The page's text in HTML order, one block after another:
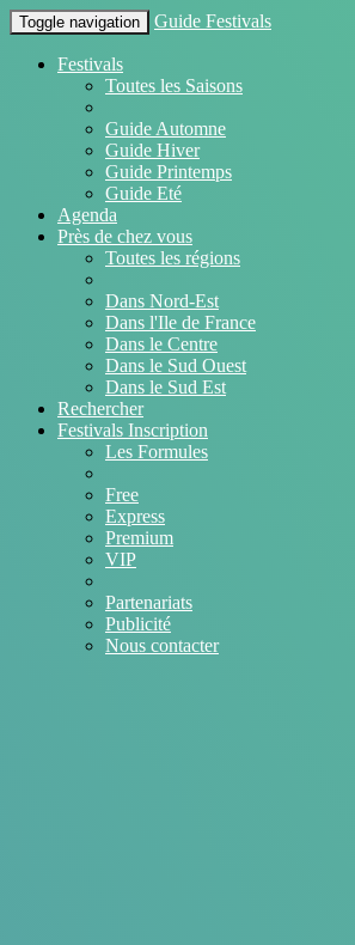
Toggle navigation Guide Festivals
Festivals
Toutes les Saisons
Guide Automne
Guide Hiver
Guide Printemps
Guide Eté
Agenda
Près de chez vous
Toutes les régions
Dans Nord-Est
Dans l'Ile de France
Dans le Centre
Dans le Sud Ouest
Dans le Sud Est
Rechercher
Festivals Inscription
Les Formules
Free
Express
Premium
VIP
Partenariats
Publicité
Nous contacter